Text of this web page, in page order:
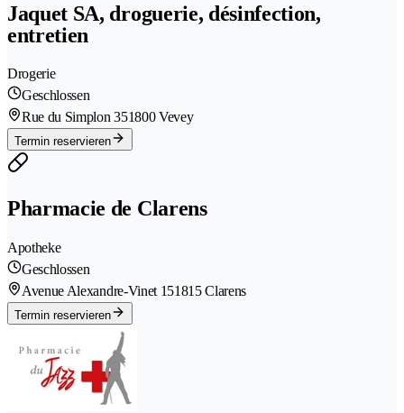
Jaquet SA, droguerie, désinfection,
entretien
Drogerie
Geschlossen
Rue du Simplon 351800 Vevey
Termin reservieren
Pharmacie de Clarens
Apotheke
Geschlossen
Avenue Alexandre-Vinet 151815 Clarens
Termin reservieren